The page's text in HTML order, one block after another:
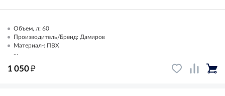
Объем, л: 60
Производитель/Бренд: Дамиров
Материал-: ПВХ
...
1 050₽